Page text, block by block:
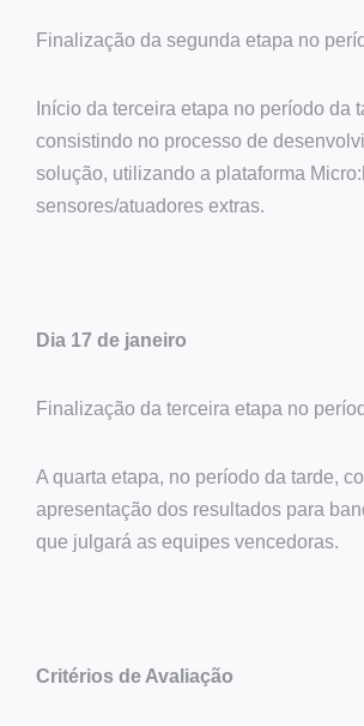
Finalização da segunda etapa no
Início da terceira etapa no período da
consistindo no processo de
solução, utilizando a plataforma
sensores/atuadores extras.
Dia 17 de janeiro
Finalização da terceira etapa no
A quarta etapa, no período da tarde,
apresentação dos resultados para
que julgará as equipes vencedoras.
Critérios de Avaliação